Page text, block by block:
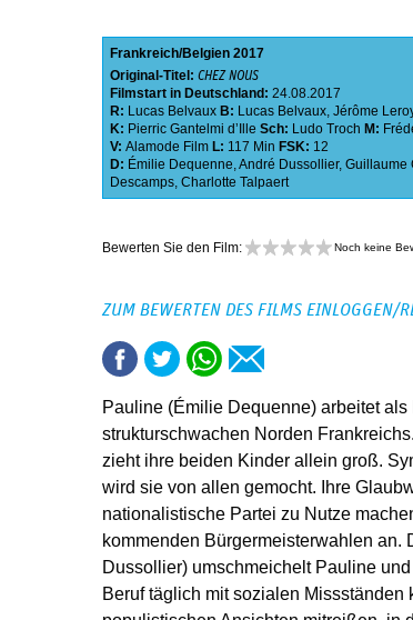
Frankreich Belgien 2017
Original-Titel: CHEZ NOUS
Filmstart in Deutschland: 24.08.2017
R: Lucas Belvaux B: Lucas Belvaux, Jérôme
K: Pierric Gantelmi dʼIlle Sch: Ludo Troch M:
V: Alamode Film L: 117 Min FSK: 12
D: Émilie Dequenne,André Dussollier, Guillaume
Descamps, Charlotte Talpaert
Bewerten Sie den Film: Noch keine
ZUM BEWERTEN DES FILMS EINLOGGEN/
Pauline (Émilie Dequenne) arbeitet
strukturschwachen Norden
zieht ihre beiden Kinder allein groß.
wird sie von allen gemocht. Ihre
nationalistische Partei zu Nutze
kommenden Bürgermeisterwahlen an.
Dussollier) umschmeichelt Pauline
Beruf täglich mit sozialen